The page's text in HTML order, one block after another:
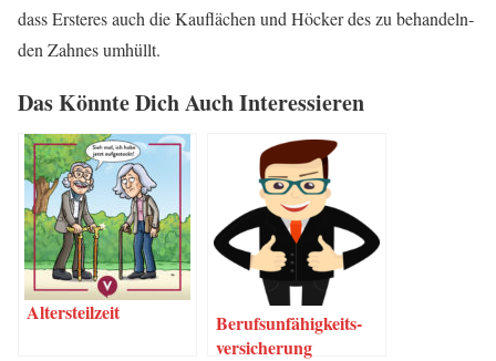
dass Ers­te­res auch die Kau­flä­chen und Höcker des zu behan­deln­
den Zah­nes umhüllt.
Das Könn­te Dich Auch Interessieren
Alters­teil­zeit
Berufs­un­fä­hig­keits­
ver­si­che­rung